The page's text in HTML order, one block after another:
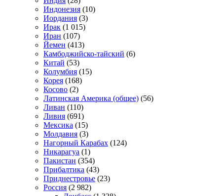
Индонезия (10)
Иордания (3)
Ирак (1 015)
Иран (107)
Йемен (413)
Камбоджийско-тайский (6)
Китай (53)
Колумбия (15)
Корея (168)
Косово (2)
Латинская Америка (общее) (56)
Ливан (110)
Ливия (691)
Мексика (15)
Молдавия (3)
Нагорный Карабах (124)
Никарагуа (1)
Пакистан (354)
Прибалтика (43)
Приднестровье (23)
Россия (2 982)